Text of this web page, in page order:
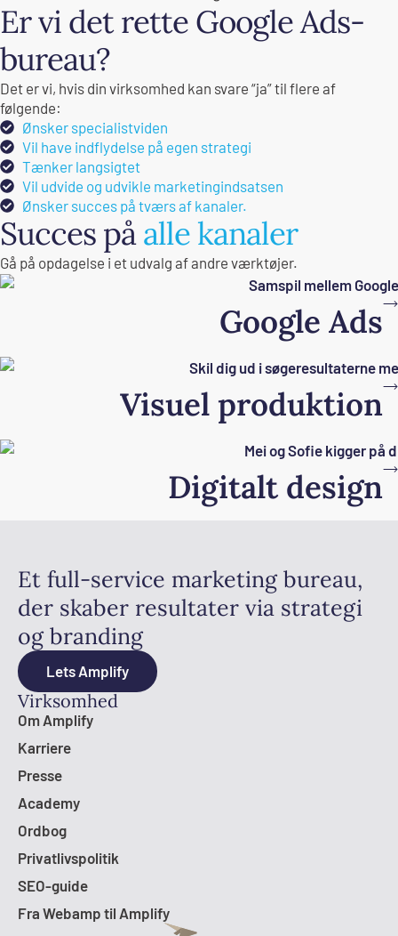
Er vi det rette Google Ads-
bureau?
Det er vi, hvis din virksomhed kan svare “ja” til flere af
følgende:
Ønsker specialistviden
Vil have indflydelse på egen strategi
Tænker langsigtet
Vil udvide og udvikle marketingindsatsen
Ønsker succes på tværs af kanaler.
Succes påalle kanaler
Gå på opdagelse i et udvalg af andre værktøjer.
Google Ads
Visuel produktion
Digitalt design
Et full-service marketing bureau,
der skaber resultater via strategi
og branding
Lets Amplify
Virksomhed
Om Amplify
Karriere
Presse
Academy
Ordbog
Privatlivspolitik
SEO-guide
Fra Webamp til Amplify